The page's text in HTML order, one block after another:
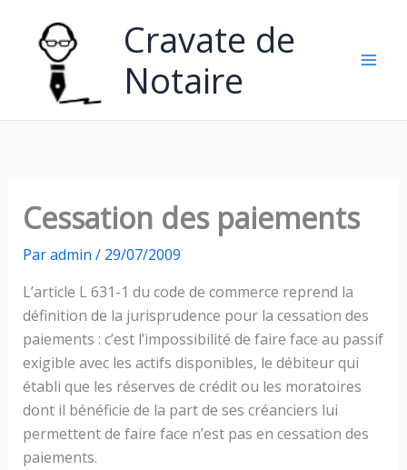
contenu
Cravate de
Notaire
Cessation des paiements
Paradmin / 29/07/2009
L’article L 631-1 du code de commerce reprend la
définition de la jurisprudence pour la cessation des
paiements : c’est l’impossibilité de faire face au passif
exigible avec les actifs disponibles, le débiteur qui
établi que les réserves de crédit ou les moratoires
dont il bénéficie de la part de ses créanciers lui
permettent de faire face n’est pas en cessation des
paiements.